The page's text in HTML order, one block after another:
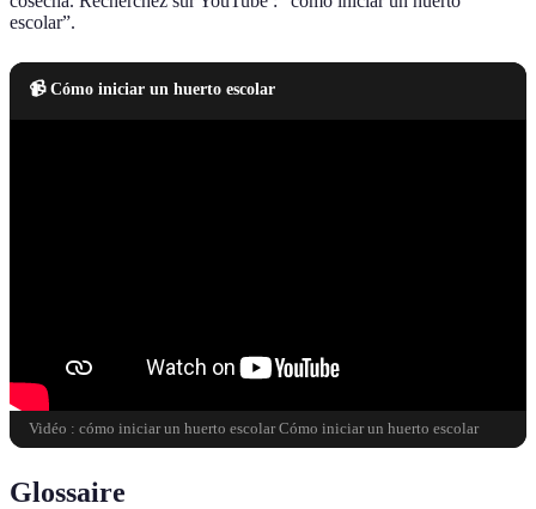
escolar”.
📹 Cómo iniciar un huerto escolar
Vidéo : cómo iniciar un huerto escolar Cómo iniciar un huerto escolar
Glossaire